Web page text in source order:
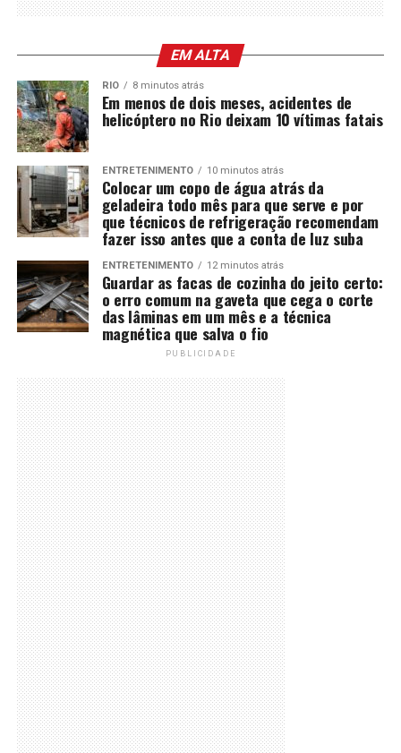
EM ALTA
RIO 8 minutos atrás
Em menos de dois meses, acidentes de
helicóptero no Rio deixam 10 vítimas fatais
ENTRETENIMENTO 10 minutos atrás
Colocar um copo de água atrás da
geladeira todo mês para que serve e por
que técnicos de refrigeração recomendam
fazer isso antes que a conta de luz suba
ENTRETENIMENTO 12 minutos atrás
Guardar as facas de cozinha do jeito certo:
o erro comum na gaveta que cega o corte
das lâminas em um mês e a técnica
magnética que salva o fio
PUBLICIDADE